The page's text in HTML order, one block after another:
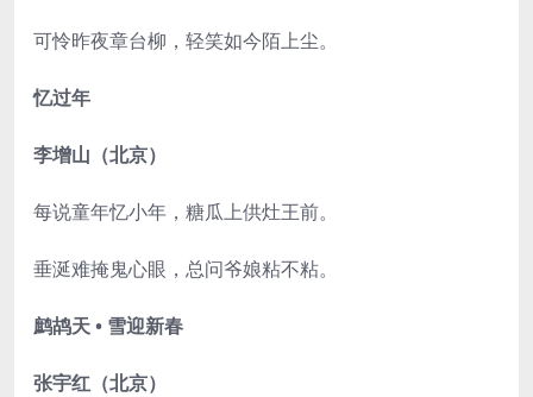
可怜昨夜章台柳，轻笑如今陌上尘。
忆过年
李增山（北京）
每说童年忆小年，糖瓜上供灶王前。
垂涎难掩鬼心眼，总问爷娘粘不粘。
鹧鸪天 • 雪迎新春
张宇红（北京）